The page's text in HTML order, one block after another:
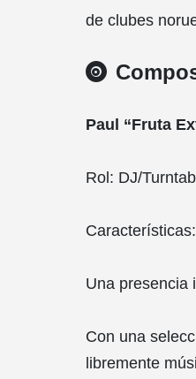
de clubes
Paul “Fruta
Rol: DJ/
Características:
Una presencia
Con una
libremente